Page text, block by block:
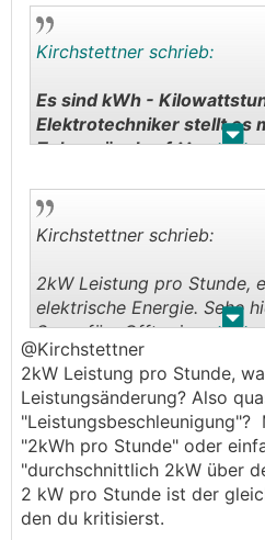
. .
Kirchstettner schrieb:
Es sind kWh -
Elektrotechniker stellt es
Zehennägel auf ^^
dort musst du den Hub
48kWh pro Tag sind 2kW
Schnitt. Würde mich ned
Vorlauf derzeit ca. 0,5kW -
auch 12kWh. Ich gehe
von 8 Grad aus. Also
du.
. .
Kirchstettner schrieb:
2kW Leistung pro Stunde,
elektrische Energie. Sehe
Sorry fürs Offtopic.
@Kirchstettner
2kW Leistung pro Stunde,
Leistungsänderung? Also
"Leistungsbeschleunigung"?
"2kWh pro Stunde" oder
"durchschnittlich 2kW über
2 kW pro Stunde ist der
den du kritisierst.